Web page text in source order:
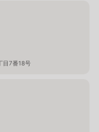
目7番18号